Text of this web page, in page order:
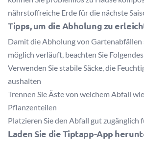
nährstoffreiche Erde für die nächste
Tipps, um die Abholung zu
Damit die Abholung von Gartenabfällen
möglich verläuft, beachten Sie
Verwenden Sie stabile Säcke, die
aushalten
Trennen Sie Äste von weichem Abfall
Pflanzenteilen
Platzieren Sie den Abfall gut zugänglich
Laden Sie die Tiptapp-App